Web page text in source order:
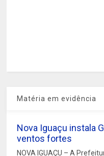
Matéria em evidência
Nova Iguaçu instala
ventos fortes
NOVA IGUAÇU – A